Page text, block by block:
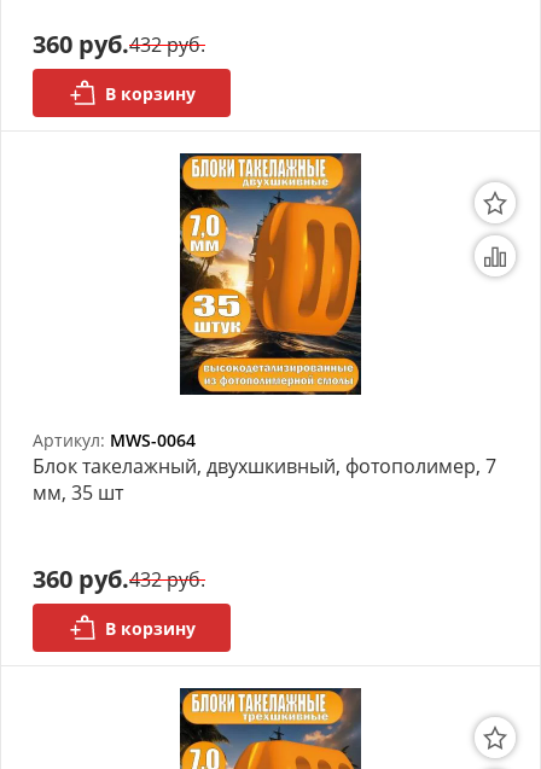
360 руб.432 руб.
В корзину
Артикул: MWS-0064
Блок такелажный, двухшкивный, фотополимер, 7
мм, 35 шт
360 руб.432 руб.
В корзину